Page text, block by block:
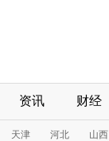
资讯 财经
天津 河北
山西